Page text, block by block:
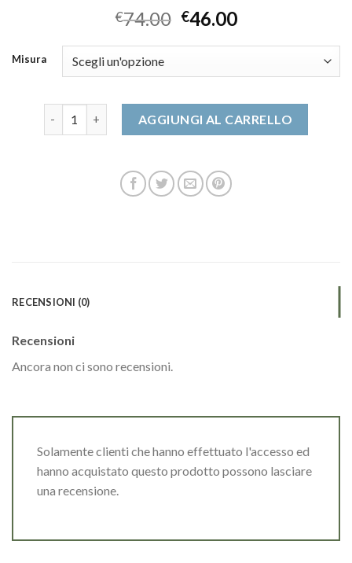
€74.00 €46.00
Misura
AGGIUNGI AL CARRELLO
RECENSIONI (0)
Recensioni
Ancora non ci sono recensioni.
Solamente clienti che hanno effettuato l'accesso ed
hanno acquistato questo prodotto possono lasciare
una recensione.